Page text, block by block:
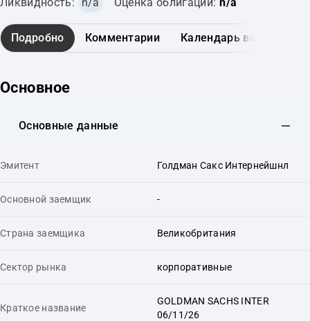
Подробно Комментарии Календарь выплат
Основное
Основные данные
Эмитент Голдман Сакс Интернейшнл
Основной заемщик -
Страна заемщика Великобритания
Сектор рынка корпоративные
Краткое название
GOLDMAN SACHS INTER
06/11/26